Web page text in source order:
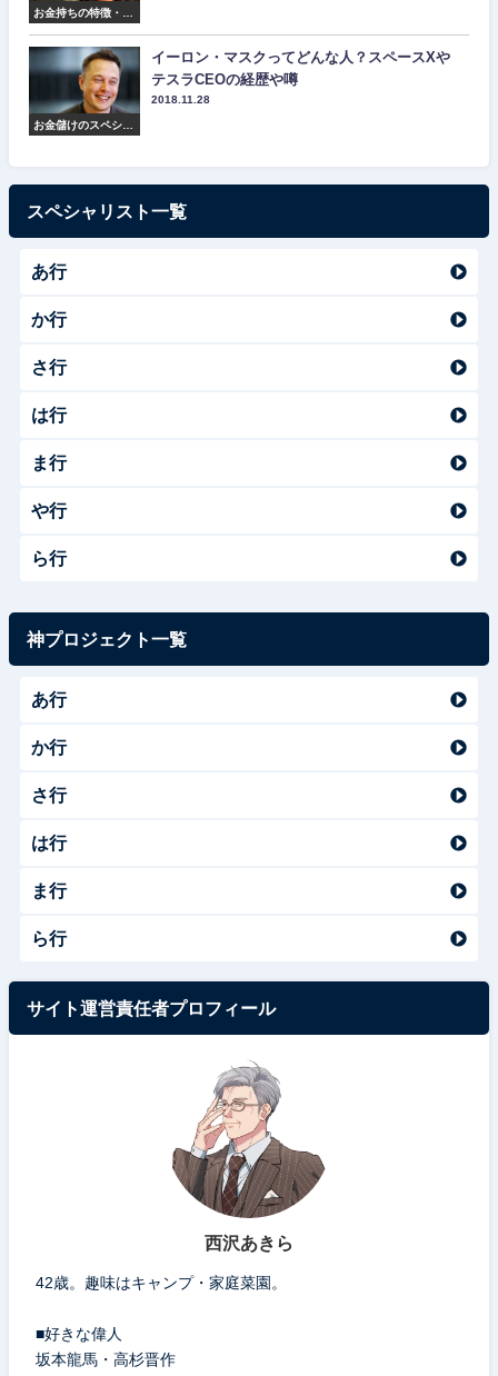
お金持ちの特徴・マ
お金儲けのスペシャ
イーロン・マスクってどんな人？スペースXや
テスラCEOの経歴や噂
2018.11.28
スペシャリスト一覧
あ行
か行
さ行
は行
ま行
や行
ら行
神プロジェクト一覧
あ行
か行
さ行
は行
ま行
ら行
サイト運営責任者プロフィール
西沢あきら
42歳。趣味はキャンプ・家庭菜園。
■好きな偉人
坂本龍馬・高杉晋作